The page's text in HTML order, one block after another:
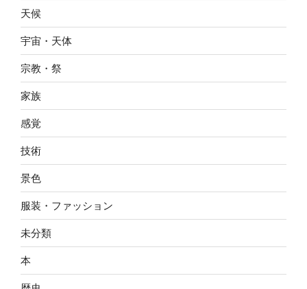
天候
宇宙・天体
宗教・祭
家族
感覚
技術
景色
服装・ファッション
未分類
本